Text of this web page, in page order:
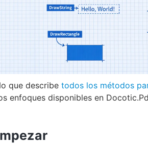
que describe todos los métodos
enfoques disponibles en